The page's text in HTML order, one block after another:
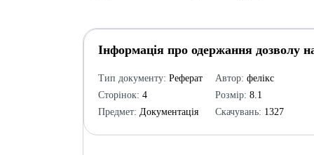
Інформація про одержання дозволу
Тип документу: Реферат
Сторінок: 4
Предмет: Документація
Автор: фелікс
Розмір: 8.1
Скачувань: 1327